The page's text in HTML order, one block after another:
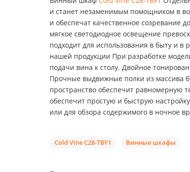
и станет незаменимым помощником в
и обеспечат качественное созревание
мягкое светодиодное освещение
подходит для использования в быту и в
нашей продукции При разработке
подачи вина к столу. Двойное
Прочные выдвижные полки из массива
пространство обеспечит равномерную
обеспечит простую и быструю
или для обзора содержимого в ночное
Cold Vine C28-TBF1 Винные шкафы